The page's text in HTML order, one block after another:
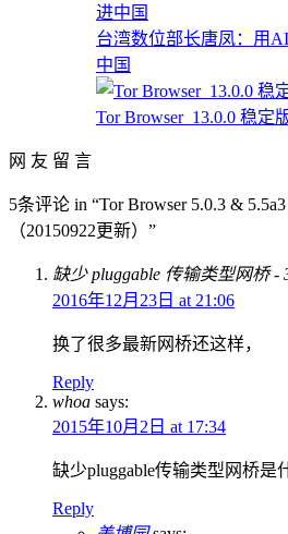
台湾数位部长唐凤：用
中国
Tor Browser_13.0.0 稳定
网 友 留 言
5条评论 in “Tor Browser 5.0.3 &
（20150922更新）”
缺少 pluggable 传输类型网桥 -
2016年12月23日 at 21:06
换了很多最新网桥还这样，
Reply
whoa says:
2015年10月2日 at 17:34
缺少pluggable传输类型网桥是
Reply